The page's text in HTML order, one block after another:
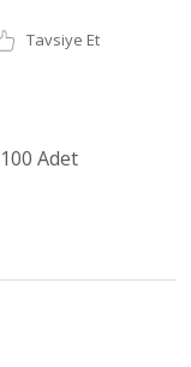
Tavsiye Et
Adet